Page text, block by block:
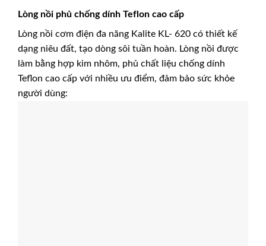
Lòng nồi phủ chống dính Teflon cao cấp
Lòng nồi cơm điện đa năng Kalite KL- 620 có thiết kế
dạng niêu đất, tạo dòng sôi tuần hoàn. Lòng nồi được
làm bằng hợp kim nhôm, phủ chất liệu chống dính
Teflon cao cấp với nhiều ưu điểm, đảm bảo sức khỏe
người dùng: